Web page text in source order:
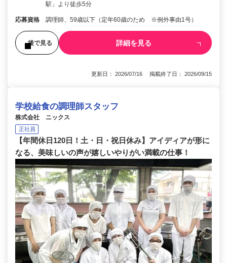
駅」より徒歩5分
応募資格 調理師、59歳以下（定年60歳のため ※例外事由1号）
後で見る 詳細を見る
更新日： 2026/07/16 掲載終了日： 2026/09/15
学校給食の調理師スタッフ
株式会社 ニックス
正社員
【年間休日120日！土・日・祝日休み】アイディアが形に
なる、美味しいの声が嬉しいやりがい満載の仕事！